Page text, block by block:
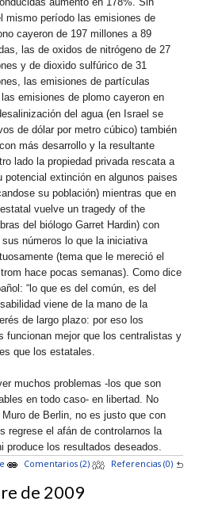
mismo período las emisiones de
cayeron de 197 millones a 89
las de oxidos de nitrógeno de 27
y de dioxido sulfúrico de 31
las emisiones de partículas
emisiones de plomo cayeron en
del agua (en Israel se
de dólar por metro cúbico) también
más desarrollo y la resultante
lado la propiedad privada rescata a
potencial extinción en algunos paises
su población) mientras que en
vuelve un tragedy of the
del biólogo Garret Hardin) con
números lo que la iniciativa
(tema que le mereció el
hace pocas semanas). Como dice
“lo que es del común, es del
viene de la mano de la
de largo plazo: por eso los
funcionan mejor que los centralistas y
que los estatales.
muchos problemas -los que son
en todo caso- en libertad. No
de Berlin, no es justo que con
regrese el afán de controlarnos la
produce los resultados deseados.
Comentarios (2) Referencias (0)
de 2009